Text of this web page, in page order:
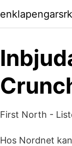
First North -
Hos Nordnet